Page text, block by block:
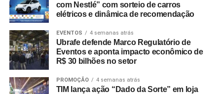
com Nestlé” com sorteio de carros
elétricos e dinâmica de recomendação
EVENTOS 4 semanas atrás
Ubrafe defende Marco Regulatório de
Eventos e aponta impacto econômico de
R$ 30 bilhões no setor
PROMOÇÃO 4 semanas atrás
TIM lança ação “Dado da Sorte” em loja